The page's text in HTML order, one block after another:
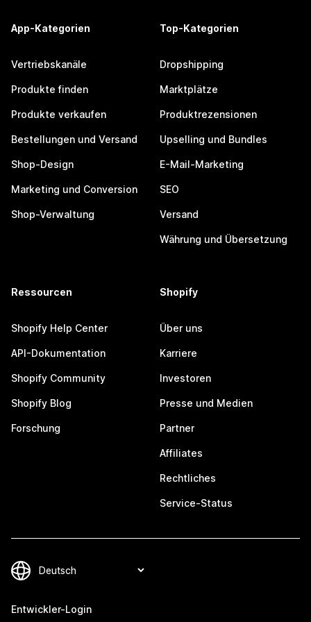
App-Kategorien
Vertriebskanäle
Produkte finden
Produkte verkaufen
Bestellungen und Versand
Shop-Design
Marketing und Conversion
Shop-Verwaltung
Top-Kategorien
Dropshipping
Marktplätze
Produktrezensionen
Upselling und Bundles
E-Mail-Marketing
SEO
Versand
Währung und Übersetzung
Ressourcen
Shopify Help Center
API-Dokumentation
Shopify Community
Shopify Blog
Forschung
Shopify
Über uns
Karriere
Investoren
Presse und Medien
Partner
Affiliates
Rechtliches
Service-Status
Entwickler-Login